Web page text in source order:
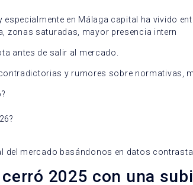
en Málaga capital ha vivido
zonas saturadas, mayor presencia intern
antes de salir al mercado.
y rumores sobre normativas,
del mercado basándonos en datos
2025 con una